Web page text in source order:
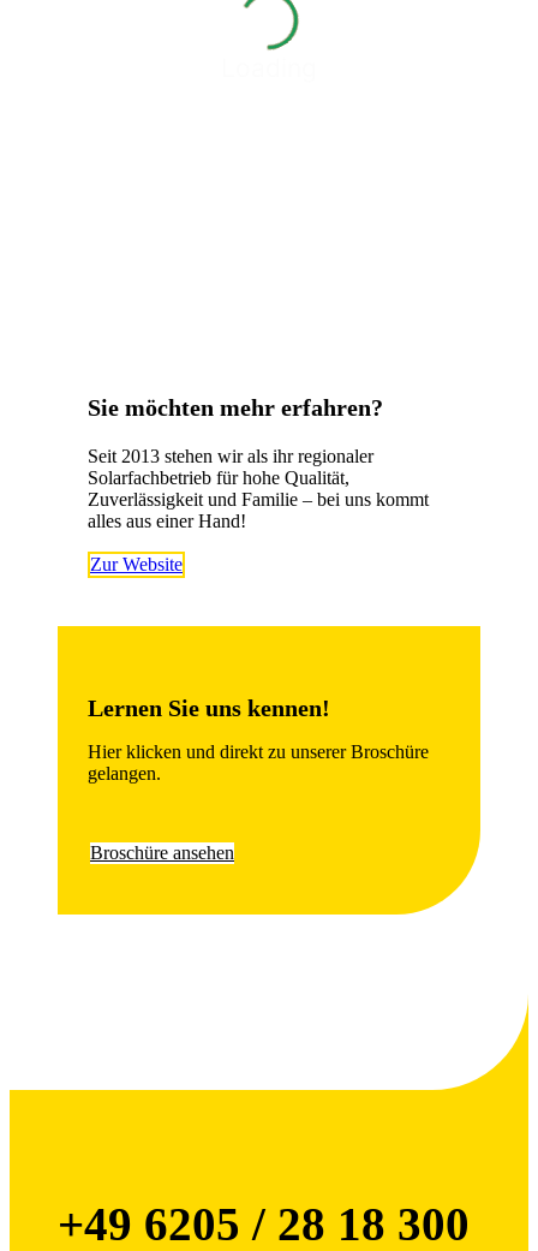
Sie möchten mehr erfahren?
Seit 2013 stehen wir als ihr regionaler
Solarfachbetrieb für hohe Qualität,
Zuverlässigkeit und Familie – bei uns kommt
alles aus einer Hand!
Zur Website
Lernen Sie uns kennen!
Hier klicken und direkt zu unserer Broschüre
gelangen.
Broschüre ansehen
+49 6205 / 28 18 300